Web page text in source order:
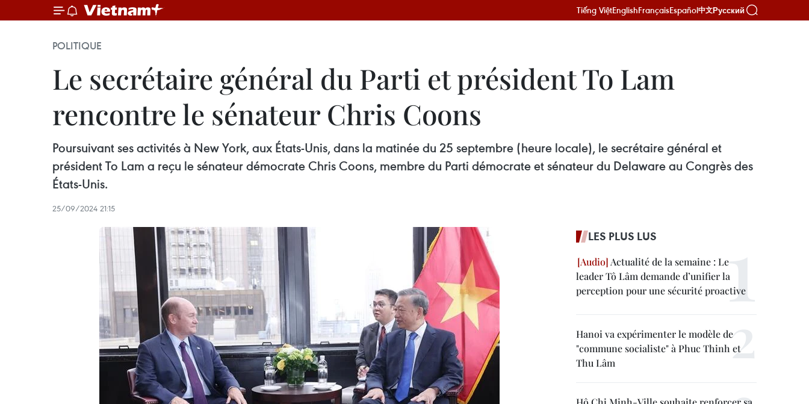
Tiếng ViệtEnglishFrançaisEspañol中文Русский
POLITIQUE
Le secrétaire général du Parti et président To Lam
rencontre le sénateur Chris Coons
Poursuivant ses activités à New York, aux États-Unis, dans la matinée du 25 septembre (heure locale), le secrétaire général et
président To Lam a reçu le sénateur démocrate Chris Coons, membre du Parti démocrate et sénateur du Delaware au Congrès des
États-Unis.
25/09/2024 21:15
LES PLUS LUS
Actualité de la semaine : Le
leader Tô Lâm demande d’unifier la
perception pour une sécurité proactive
Hanoi va expérimenter le modèle de
"commune socialiste" à Phuc Thinh et
Thu Lâm